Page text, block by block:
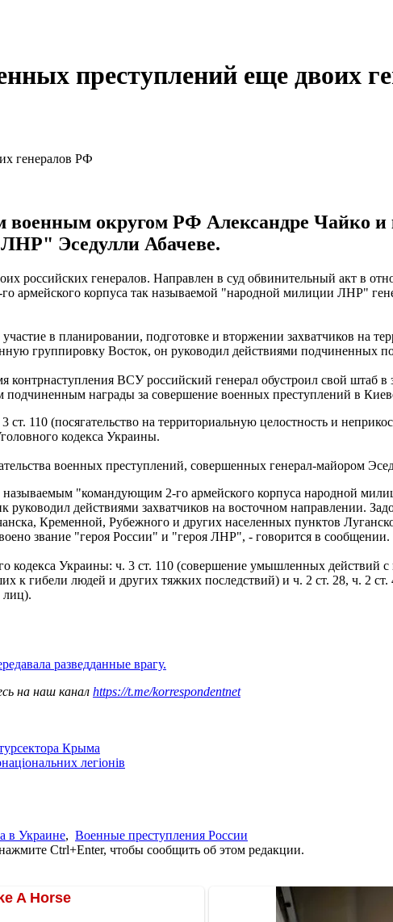
преступлений еще двоих
округом РФ Александре Чайко и
Эседулли Абачеве.
российских генералов. Направлен в суд обвинительный акт в
армейского корпуса так называемой "народной милиции ЛНР"
в планировании, подготовке и вторжении захватчиков на
группировку Восток, он руководил действиями подчиненных
ВСУ российский генерал обустроил свой штаб в
награды за совершение военных преступлений в
ст. 110 (посягательство на территориальную целостность и
кодекса Украины.
военных преступлений, совершенных генерал-майором
называемым "командующим 2-го армейского корпуса народной
действиями захватчиков на восточном направлении.
Кременной, Рубежного и других населенных пунктов
звание "героя России" и "героя ЛНР", - говорится в сообщении.
кодекса Украины: ч. 3 ст. 110 (совершение умышленных
к гибели людей и других тяжких последствий) и ч. 2 ст. 28, ч. 2
лиц).
разведданные врагу.
на наш канал https://t.me/korrespondentnet
Крыма
легіонів
в Украине, Военные преступления России
Ctrl+Enter, чтобы сообщить об этом редакции.